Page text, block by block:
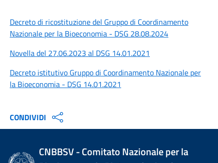
Decreto di ricostituzione del Gruppo di Coordinamento
Nazionale per la Bioeconomia - DSG 28.08.2024
Novella del 27.06.2023 al DSG 14.01.2021
Decreto istitutivo Gruppo di Coordinamento Nazionale per
la Bioeconomia - DSG 14.01.2021
CONDIVIDI
CNBBSV - Comitato Nazionale per la